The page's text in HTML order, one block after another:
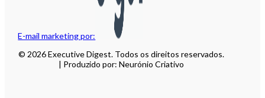
E-mail marketing por:
© 2026 Executive Digest. Todos os direitos reservados.
| Produzido por: Neurónio Criativo